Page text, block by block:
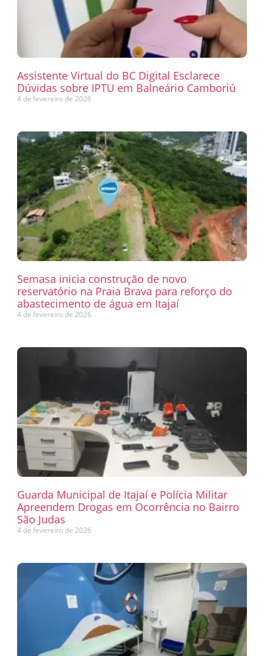
Assistente Virtual do BC Digital Esclarece
Dúvidas sobre IPTU em Balneário Camboriú
4 de fevereiro de 2026
Semasa inicia construção de novo
reservatório na Praia Brava para reforço do
abastecimento de água em Itajaí
4 de fevereiro de 2026
Guarda Municipal de Itajaí e Polícia Militar
Apreendem Drogas em Ocorrência no Bairro
São Judas
4 de fevereiro de 2026